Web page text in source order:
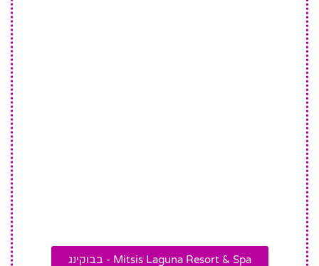
Mitsis Laguna Resort & Spa - בבוקינג